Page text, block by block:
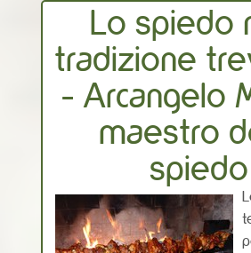
Lo spiedo
tradizione
- Arcangelo
maestro
spiedo